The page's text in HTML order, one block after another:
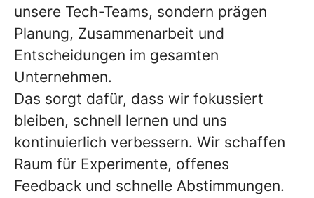
unsere Tech-Teams, sondern prägen
Planung, Zusammenarbeit und
Entscheidungen im gesamten
Unternehmen.
Das sorgt dafür, dass wir fokussiert
bleiben, schnell lernen und uns
kontinuierlich verbessern. Wir schaffen
Raum für Experimente, offenes
Feedback und schnelle Abstimmungen.